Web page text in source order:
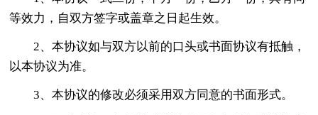
等效力，自双方签字或盖章之日起生效。
2、本协议如与双方以前的口头或书面协议有抵触，
以本协议为准。
3、本协议的修改必须采用双方同意的书面形式。